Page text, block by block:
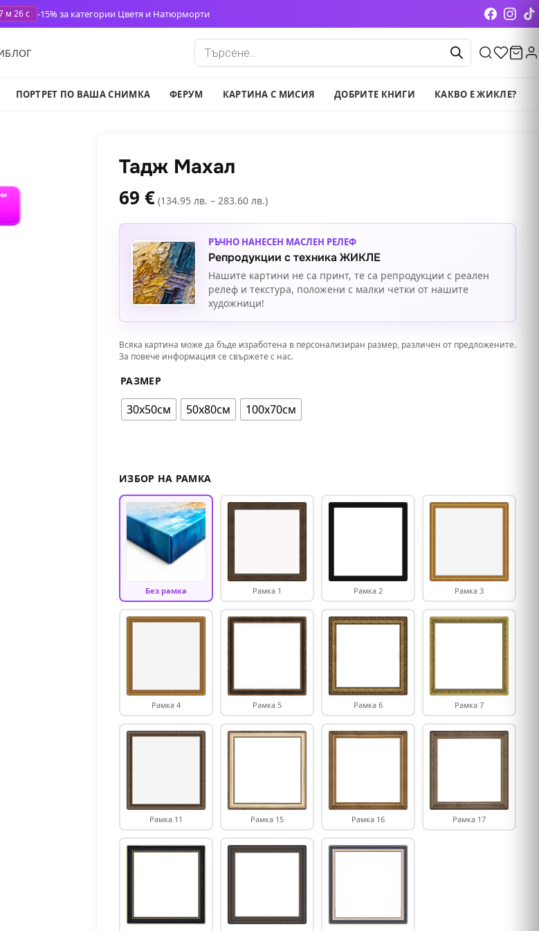
м 24 с -15% за категории Цветя и Натюрморти
БЛОГ
Products
search
ПОРТРЕТ ПО ВАША СНИМКА ФЕРУМ КАРТИНА С МИСИЯ ДОБРИТЕ КНИГИ КАКВО Е ЖИКЛЕ?
Тадж Махал
69 € (134.95 лв. – 283.60 лв.)
РЪЧНО НАНЕСЕН МАСЛЕН РЕЛЕФ
Репродукции с техника ЖИКЛЕ
Нашите картини не са принт, те са репродукции с реален
релеф и текстура, положени с малки четки от нашите
художници!
Всяка картина може да бъде изработена в персонализиран размер, различен от предложените.
За повече информация се свържете с нас.
РАЗМЕР
30х50см 50х80см 100х70см
ИЗБОР НА РАМКА
Без рамка Рамка 1 Рамка 2 Рамка 3
Рамка 4 Рамка 5 Рамка 6 Рамка 7
Рамка 11 Рамка 15 Рамка 16 Рамка 17